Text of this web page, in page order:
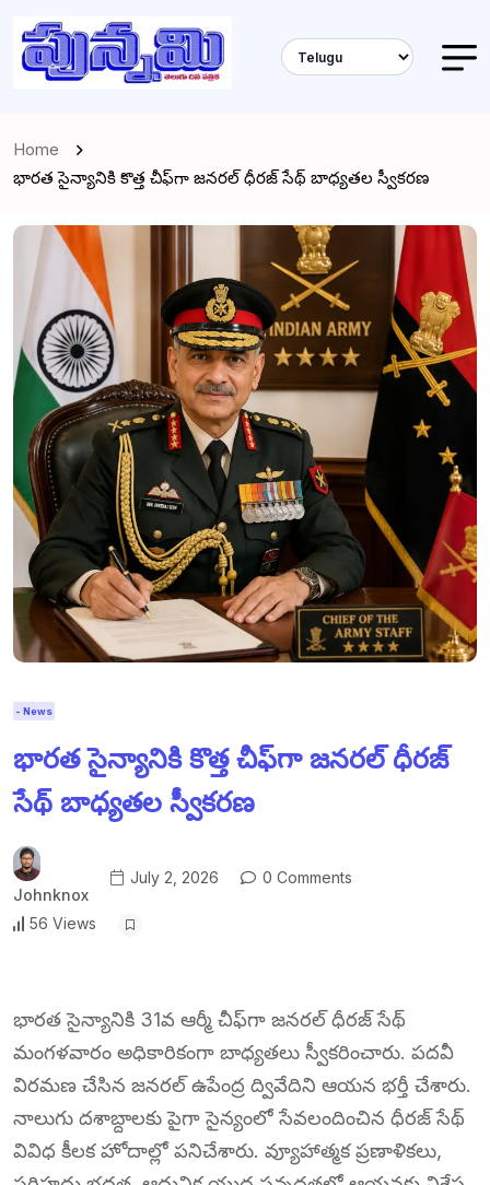
Home
భారత సైన్యానికి కొత్త చీఫ్‌గా జనరల్ ధీరజ్ సేథ్ బాధ్యతల స్వీకరణ
- News
భారత సైన్యానికి కొత్త చీఫ్‌గా జనరల్ ధీరజ్
సేథ్ బాధ్యతల స్వీకరణ
Johnknox
July 2, 2026 0 Comments
56 Views
భారత సైన్యానికి 31వ ఆర్మీ చీఫ్‌గా జనరల్ ధీరజ్ సేథ్
మంగళవారం అధికారికంగా బాధ్యతలు స్వీకరించారు. పదవీ
విరమణ చేసిన జనరల్ ఉపేంద్ర ద్వివేదిని ఆయన భర్తీ చేశారు.
నాలుగు దశాబ్దాలకు పైగా సైన్యంలో సేవలందించిన ధీరజ్ సేథ్
వివిధ కీలక హోదాల్లో పనిచేశారు. వ్యూహాత్మక ప్రణాళికలు,